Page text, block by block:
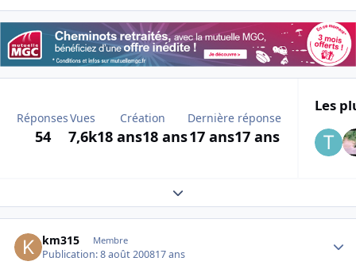
Réponses
54
Vues
7,6k
Création
18 ans18 ans
Dernière réponse
17 ans17 ans
Les
Expand topic overview
km315 Membre
Publication:8 août 200817 ans